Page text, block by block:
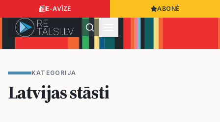
E-AVĪZE ABONĒ
KATEGORIJA
Latvijas stāsti